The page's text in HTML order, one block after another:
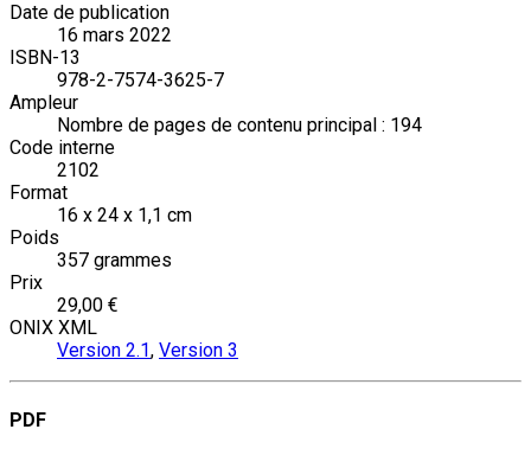
Date de publication
16 mars 2022
ISBN-13
978-2-7574-3625-7
Ampleur
Nombre de pages de contenu principal : 194
Code interne
2102
Format
16 x 24 x 1,1 cm
Poids
357 grammes
Prix
29,00 €
ONIX XML
Version 2.1, Version 3
PDF